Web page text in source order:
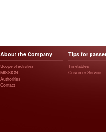
About the Company
Scope of activities
MISSION
Authorities
Contact
Tips for
Timetables
Customer Service